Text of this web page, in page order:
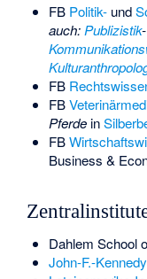
FB Politik-und
auch: Publizistik
FB
FB
Pferdein
FB
Business &
Dahlem School
John-F.-